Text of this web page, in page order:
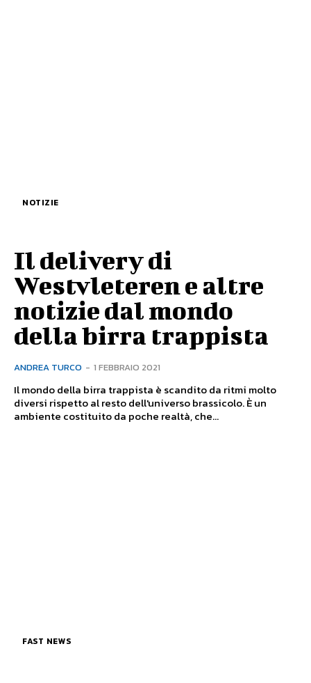
NOTIZIE
Il delivery di
Westvleteren e altre
notizie dal mondo
della birra trappista
ANDREA TURCO - 1 FEBBRAIO 2021
Il mondo della birra trappista è scandito da ritmi molto
diversi rispetto al resto dell'universo brassicolo. È un
ambiente costituito da poche realtà, che...
FAST NEWS